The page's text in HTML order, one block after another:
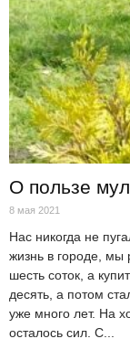
О пользе
8 мая 2021
Нас никогда не
жизнь в городе, мы
шесть соток, а
десять, а потом
уже много лет. На
осталось сил. С...